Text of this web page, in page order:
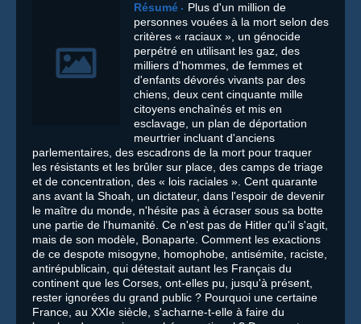
Résumé
Plus d'un million de
personnes vouées à la mort selon des
critères « raciaux », un génocide
perpétré en utilisant les gaz, des
milliers d'hommes, de femmes et
d'enfants dévorés vivants par des
chiens, deux cent cinquante mille
citoyens enchaînés et mis en
esclavage, un plan de déportation
meurtrier incluant d'anciens
parlementaires, des escadrons de la mort pour traquer
les résistants et les brûler sur place, des camps de triage
et de concentration, des « lois raciales ». Cent quarante
ans avant la Shoah, un dictateur, dans l'espoir de devenir
le maître du monde, n'hésite pas à écraser sous sa botte
une partie de l'humanité. Ce n'est pas de Hitler qu'il s'agit,
mais de son modèle, Bonaparte. Comment les exactions
de ce despote misogyne, homophobe, antisémite, raciste,
antirépublicain, qui détestait autant les Français du
continent que les Corses, ont-elles pu, jusqu'à présent,
rester ignorées du grand public ? Pourquoi une certaine
France, au XXIe siècle, s'acharne-t-elle à faire du